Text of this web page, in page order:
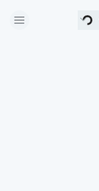
Chargement...